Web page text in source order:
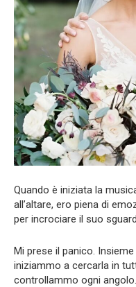
Quando è iniziata la
all’altare, ero piena di
per incrociare il suo
Mi prese il panico.
iniziammo a cercarla in
controllammo ogni